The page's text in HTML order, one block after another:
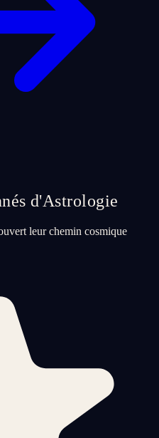
d'Astrologie
leur chemin cosmique